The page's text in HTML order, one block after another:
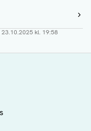
23.10.2025 kl. 19:58